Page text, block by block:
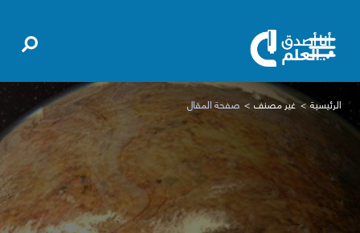
الرئيسية غير مصنف صفحة المقال